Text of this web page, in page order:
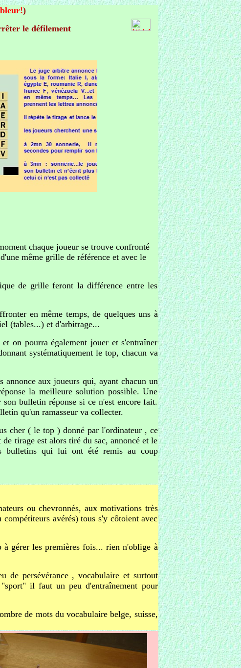
)
le défilement
chaque joueur se trouve confronté
même grille de référence et avec le
de grille feront la différence entre les
en même temps, de quelques uns à
(tables...) et d'arbitrage...
on pourra également jouer et s'entraîner
systématiquement le top, chacun va
aux joueurs qui, ayant chacun un
la meilleure solution possible. Une
bulletin réponse si ce n'est encore fait.
qu'un ramasseur va collecter.
cher ( le top ) donné par l'ordinateur , ce
tirage est alors tiré du sac, annoncé et le
bulletins qui lui ont été remis au coup
ou chevronnés, aux motivations très
avérés) tous s'y côtoient avec
gérer les premières fois... rien n'oblige à
de persévérance , vocabulaire et surtout
il faut un peu d'entraînement pour
de mots du vocabulaire belge, suisse,